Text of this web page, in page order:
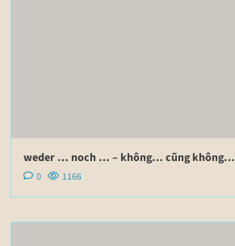
weder … noch … – không… cũng không…
0 1166